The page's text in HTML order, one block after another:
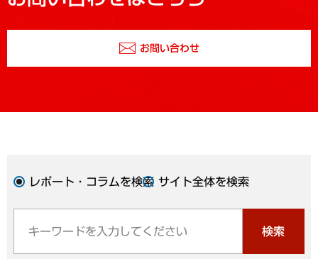
お問い合わせ
レポート・コラムを検索 サイト全体を検索
検索